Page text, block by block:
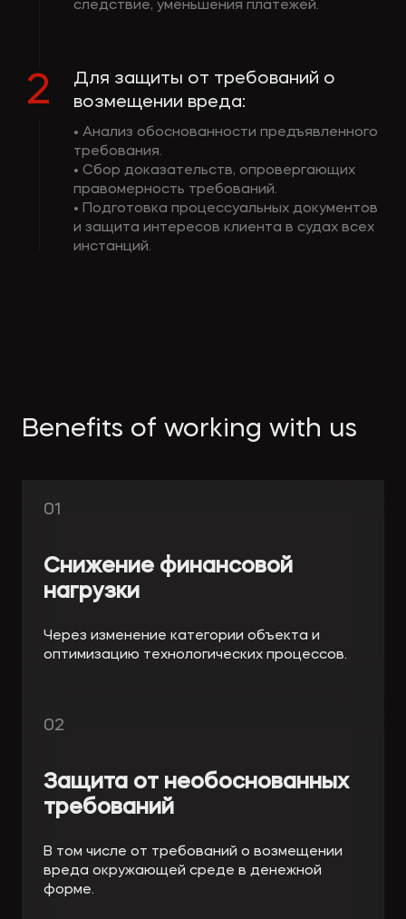
следствие, уменьшения платежей.
2
Для защиты от требований о
возмещении вреда:
• Анализ обоснованности предъявленного
требования.
• Сбор доказательств, опровергающих
правомерность требований.
• Подготовка процессуальных документов
и защита интересов клиента в судах всех
инстанций.
Benefits of working with us
01
Снижение финансовой
нагрузки
Через изменение категории объекта и
оптимизацию технологических процессов.
02
Защита от необоснованных
требований
В том числе от требований о возмещении
вреда окружающей среде в денежной
форме.